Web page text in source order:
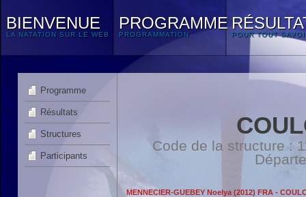
BIENVENUE
LA NATATION SUR LE WEB
PROGRAMME
PROGRAMMATION POUR TOUT
Programme
Résultats
Structures
Participants
Code de la structure :
MENNECIER-GUEBEY Noelya (2012) FRA -